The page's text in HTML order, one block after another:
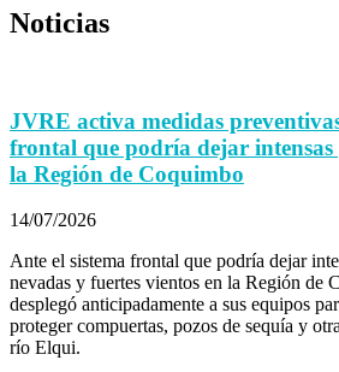
Noticias
JVRE activa medidas
frontal que podría dejar intensas
la Región de Coquimbo
14/07/2026
Ante el sistema frontal que podría dejar
nevadas y fuertes vientos en la Región de
desplegó anticipadamente a sus equipos
proteger compuertas, pozos de sequía y
río Elqui.